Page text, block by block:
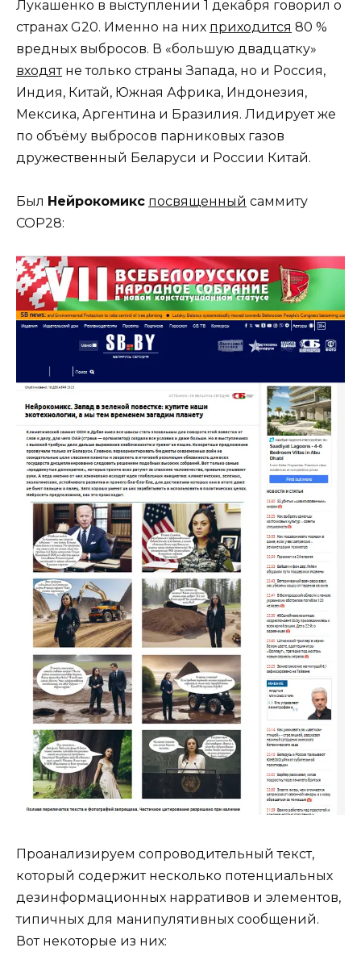
Лукашенко в выступлении 1 декабря говорил о
странах G20. Именно на них приходится 80 %
вредных выбросов. В «большую двадцатку»
входятне только страны Запада, но и Россия,
Индия, Китай, Южная Африка, Индонезия,
Мексика, Аргентина и Бразилия. Лидирует же
по объёму выбросов парниковых газов
дружественный Беларуси и России Китай.
Был Нейрокомикс посвященный саммиту
COP28:
Проанализируем сопроводительный текст,
который содержит несколько потенциальных
дезинформационных нарративов и элементов,
типичных для манипулятивных сообщений.
Вот некоторые из них: